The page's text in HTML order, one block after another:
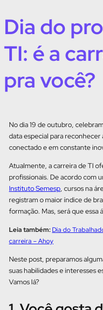
Dia do
TI: é a
pra você?
No dia 19 de outubro,
data especial para
conectado e em constante
Atualmente, a carreira de TI
profissionais. De acordo com
Instituto Semesp, cursos na
registram o maior índice de
formação. Mas, será que essa
Leia também: Dia do
carreira – Ahoy
Neste post, preparamos
suas habilidades e interesses
Vamos lá?